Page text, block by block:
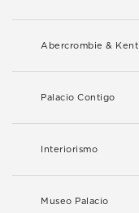
Abercrombie & Kent
Palacio Contigo
Interiorismo
Museo Palacio